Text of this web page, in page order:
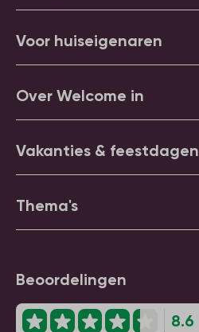
Voor huiseigenaren
Over Welcome in
Vakanties & feestdagen
Thema's
Beoordelingen
8.6